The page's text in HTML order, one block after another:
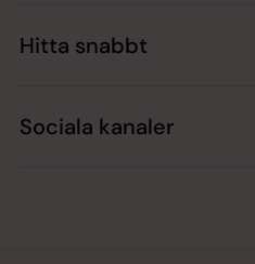
Hitta snabbt
Sociala kanaler